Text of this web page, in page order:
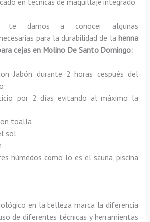
te damos a conocer algunas
para la durabilidad de lahenna
cejasen Molino De Santo Domingo:
Jabón durante 2 horas después del
por 2 días evitando al máximo la
toalla
sol
húmedos como lo es el sauna, piscina
en la belleza marca la diferencia
de diferentes técnicas y herramientas